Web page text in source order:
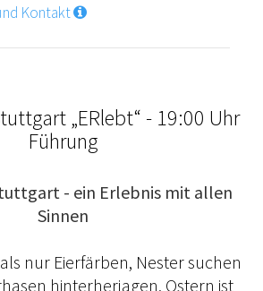
Kontakt
„ERlebt“ - 19:00 Uhr
Führung
- ein Erlebnis mit allen
Sinnen
nur Eierfärben, Nester suchen
hinterherjagen. Ostern ist